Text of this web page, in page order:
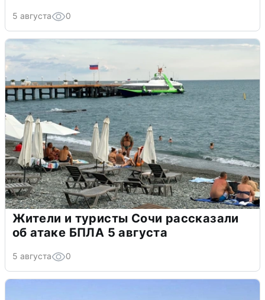
5 августа 0
Жители и туристы Сочи рассказали
об атаке БПЛА 5 августа
5 августа 0